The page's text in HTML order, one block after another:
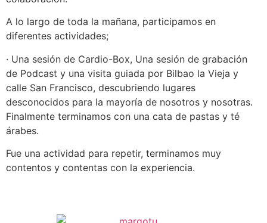
A lo largo de toda la mañana, participamos en
diferentes actividades;
· Una sesión de Cardio-Box, Una sesión de grabación
de Podcast y una visita guiada por Bilbao la Vieja y
calle San Francisco, descubriendo lugares
desconocidos para la mayoría de nosotros y nosotras.
Finalmente terminamos con una cata de pastas y té
árabes.
Fue una actividad para repetir, terminamos muy
contentos y contentas con la experiencia.